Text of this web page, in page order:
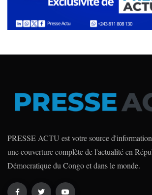
PRESSE ACTU est votre source
une couverture complète de l'actualité en
Démocratique du Congo et dans le monde.